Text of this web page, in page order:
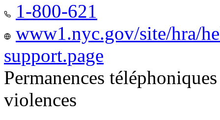
1-800-621
www1.nyc.gov/site/hra/
support.page
Permanences
violences